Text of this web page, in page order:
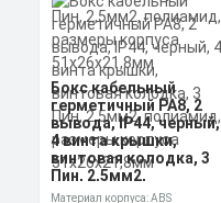
Бокс кабельный
герметичный РА8, 2
вывода, IP44, черный,
4 винта крышки,
винтовая колодка, 3
Пин, 2,5мм2,
полиамид, размеры
Материал корпуса: ABS